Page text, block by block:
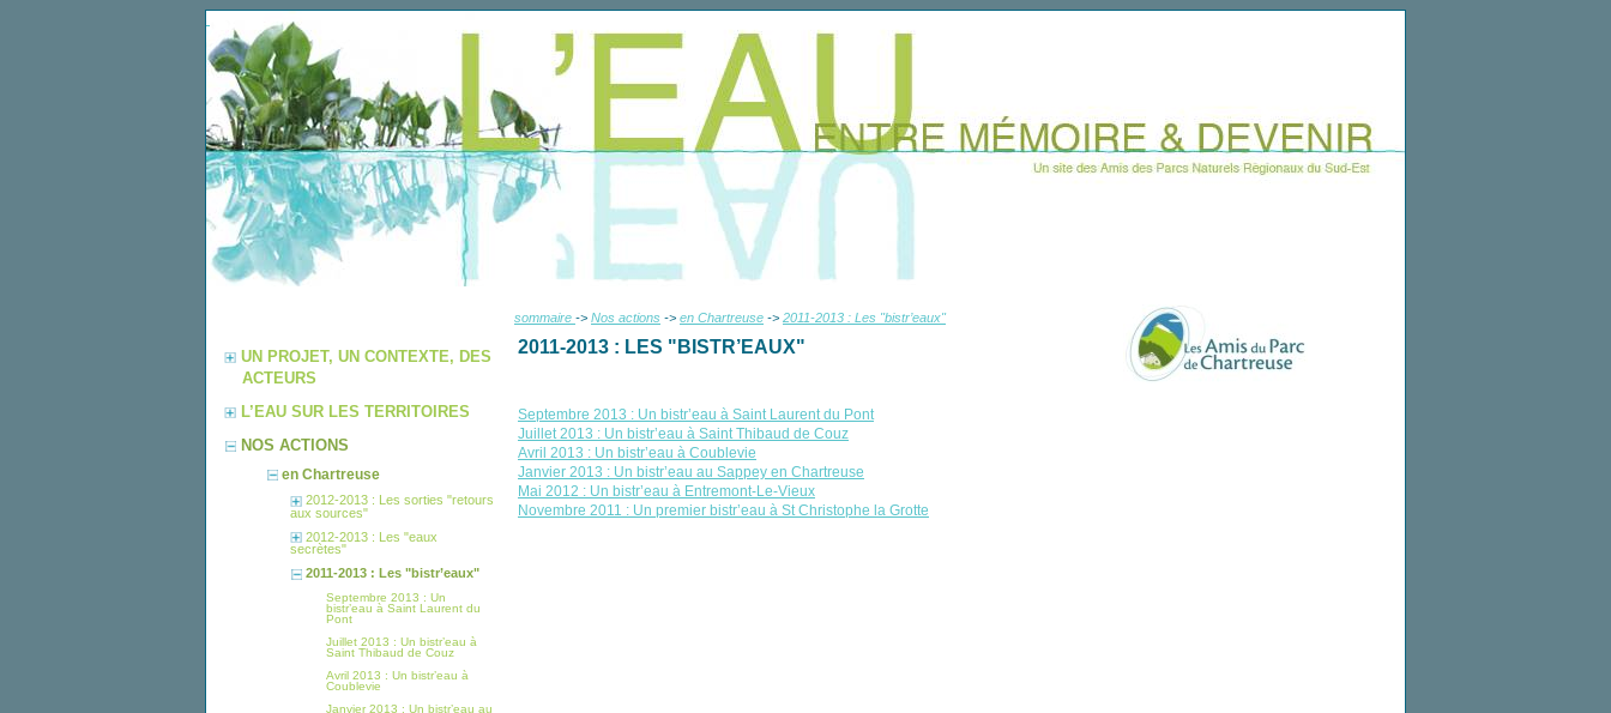
sommaire -> Nos actions -> en Chartreuse -> 2011-2013 : Les "bistr’eaux"
2011-2013 : LES "BISTR’EAUX"
Septembre 2013 : Un bistr’eau à Saint Laurent du Pont
Juillet 2013 : Un bistr’eau à Saint Thibaud de Couz
Avril 2013 : Un bistr’eau à Coublevie
Janvier 2013 : Un bistr’eau au Sappey en Chartreuse
Mai 2012 : Un bistr’eau à Entremont-Le-Vieux
Novembre 2011 : Un premier bistr’eau à St Christophe la Grotte
UN PROJET, UN CONTEXTE, DES
ACTEURS
L’EAU SUR LES TERRITOIRES
NOS ACTIONS
en Chartreuse
2012-2013 : Les sorties "retours
aux sources"
2012-2013 : Les "eaux
secrètes"
2011-2013 : Les "bistr’eaux"
Septembre 2013 : Un
bistr’eau à Saint Laurent du
Pont
Juillet 2013 : Un bistr’eau à
Saint Thibaud de Couz
Avril 2013 : Un bistr’eau à
Coublevie
Janvier 2013 : Un bistr’eau au